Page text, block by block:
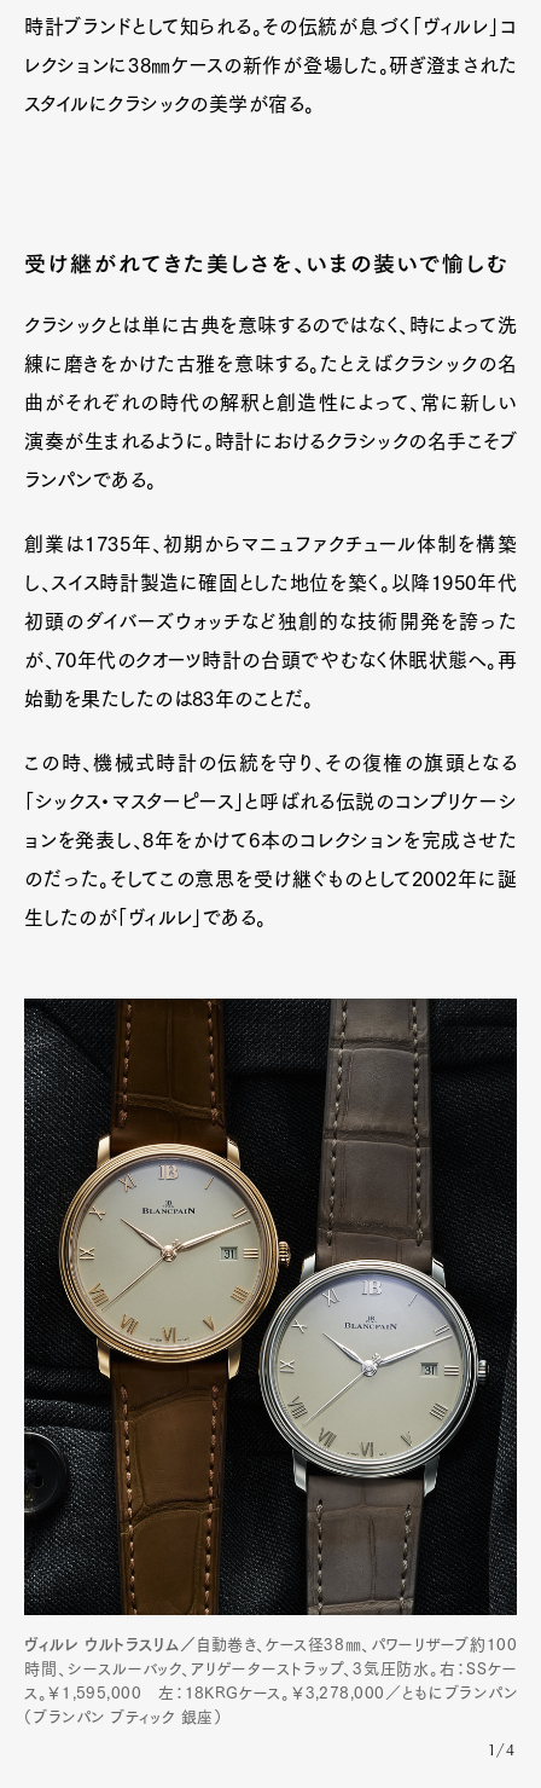
Art&DesignWatch Fashion
GourmetCars
Product
時計ブランドとして知られる。その伝統が息づく「ヴィルレ」コ
レクションに38㎜ケースの新作が登場した。研ぎ澄まされた
スタイルにクラシックの美学が宿る。
受け継がれてきた美しさを、いまの装いで愉しむ
クラシックとは単に古典を意味するのではなく、時によって洗
練に磨きをかけた古雅を意味する。たとえばクラシックの名
曲がそれぞれの時代の解釈と創造性によって、常に新しい
演奏が生まれるように。時計におけるクラシックの名手こそブ
ランパンである。
創業は1735年、初期からマニュファクチュール体制を構築
し、スイス時計製造に確固とした地位を築く。以降1950年代
初頭のダイバーズウォッチなど独創的な技術開発を誇った
が、70年代のクオーツ時計の台頭でやむなく休眠状態へ。再
始動を果たしたのは83年のことだ。
この時、機械式時計の伝統を守り、その復権の旗頭となる
「シックス・マスターピース」と呼ばれる伝説のコンプリケーシ
ョンを発表し、8年をかけて6本のコレクションを完成させた
のだった。そしてこの意思を受け継ぐものとして2002年に誕
生したのが「ヴィルレ」である。
ヴィルレ ウルトラスリム／ 自動巻き、ケース径38㎜、パワーリザーブ約100
時間、シースルーバック、アリゲーターストラップ、3気圧防水。右：SSケー
ス。￥1,595,000 左：18KRGケース。￥3,278,000／ともにブランパン
（ブランパン ブティック 銀座）
1/4